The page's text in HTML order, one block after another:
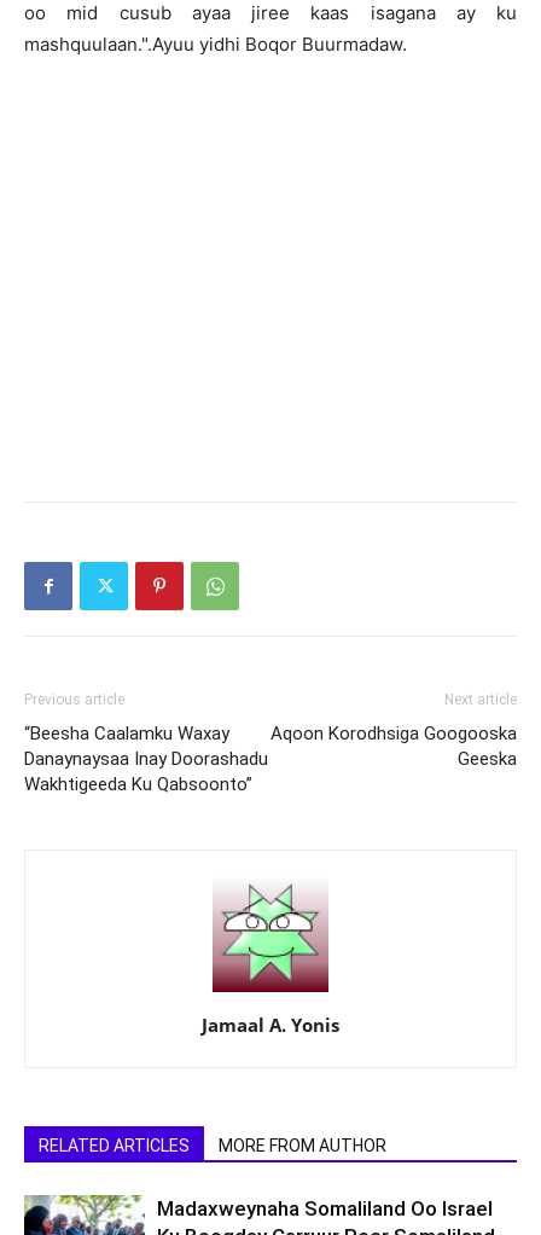
oo mid cusub ayaa jiree kaas isagana ay ku
mashquulaan.".Ayuu yidhi Boqor Buurmadaw.
Previous article
“Beesha Caalamku Waxay
Danaynaysaa Inay Doorashadu
Wakhtigeeda Ku Qabsoonto”
Next article
Aqoon Korodhsiga Googooska
Geeska
Jamaal A. Yonis
RELATED ARTICLES MORE FROM AUTHOR
Madaxweynaha Somaliland Oo Israel